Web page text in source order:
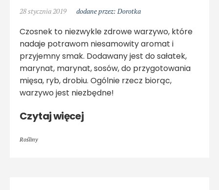
28 stycznia 2019 dodane przez: Dorotka
Czosnek to niezwykle zdrowe warzywo, które
nadaje potrawom niesamowity aromat i
przyjemny smak. Dodawany jest do sałatek,
marynat, marynat, sosów, do przygotowania
mięsa, ryb, drobiu. Ogólnie rzecz biorąc,
warzywo jest niezbędne!
Czytaj więcej
Rośliny